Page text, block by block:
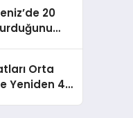
20
Orta
Yeniden 4